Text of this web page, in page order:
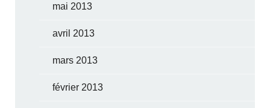
mai 2013
avril 2013
mars 2013
février 2013